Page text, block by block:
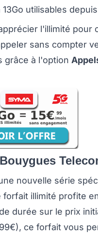
utilisables
l'illimité pour
sans compter
grâce à l'option
nouvelle série
forfait illimité profite
durée sur le prix
ce forfait vous